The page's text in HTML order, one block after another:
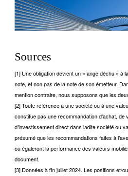
Sources
[1] Une obligation devient un « ange déchu » à
note, et non pas de la note de son émetteur.
mention contraire, nous supposons que les
[2] Toute référence à une société ou à une
constitue pas une recommandation d’achat, de
d’investissement direct dans ladite société ou
présumé que les recommandations faites à
ou égaleront la performance des valeurs
document.
[3] Données à fin juillet 2024. Les positions et/